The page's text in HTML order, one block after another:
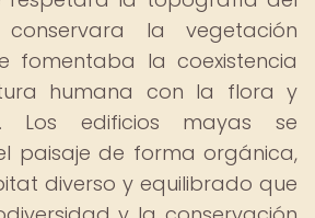
la vegetación
fomentaba la coexistencia
humana con la flora y
Los edificios mayas se
paisaje de forma orgánica,
diverso y equilibrado que